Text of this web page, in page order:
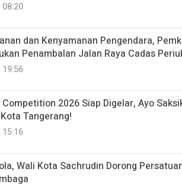
dan Kenyamanan Pengendara,
Penambalan Jalan Raya Cadas
2026 Siap Digelar, Ayo
Tangerang!
Wali Kota Sachrudin Dorong